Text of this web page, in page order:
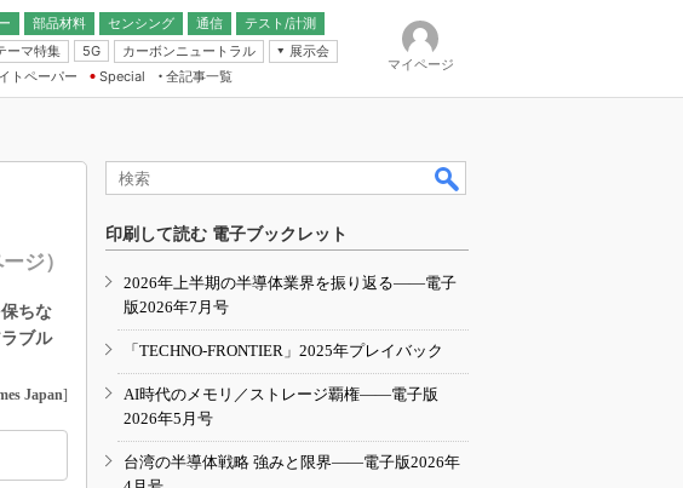
部品材料 センシング
通信
テスト/計測
ーマ特集
5G カーボンニュートラル
展示会
IoT・エッジコンピューティング
EXPO
TECHNO-FRONTIER
人とくるま展
トペーパー
Special
全記事一覧
マイページ
ジ）
ちな
ブル
Japan]
印刷して読む 電子ブックレット
2026年上半期の半導体業界を振り返る――電子
版2026年7月号
「TECHNO-FRONTIER」2025年プレイバック
AI時代のメモリ／ストレージ覇権――電子版
2026年5月号
台湾の半導体戦略 強みと限界――電子版2026年